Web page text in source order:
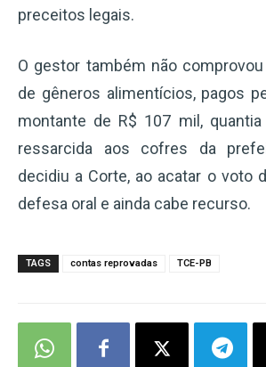
preceitos legais.
O gestor também não
de gêneros alimentícios, pagos
montante de R$ 107 mil,
ressarcida aos cofres da
decidiu a Corte, ao acatar o voto
defesa oral e ainda cabe recurso.
TAGS contas reprovadas TCE-PB